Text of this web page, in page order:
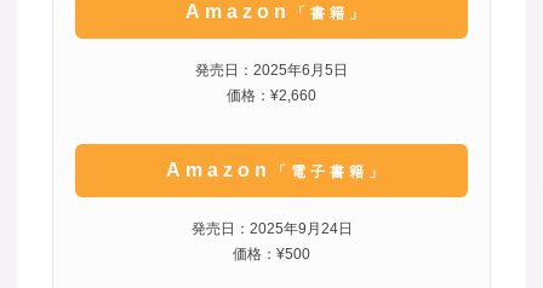
Amazon 「書籍」
発売日：2025年6月5日
価格：¥2,660
Amazon 「電子書籍」
発売日：2025年9月24日
価格：¥500